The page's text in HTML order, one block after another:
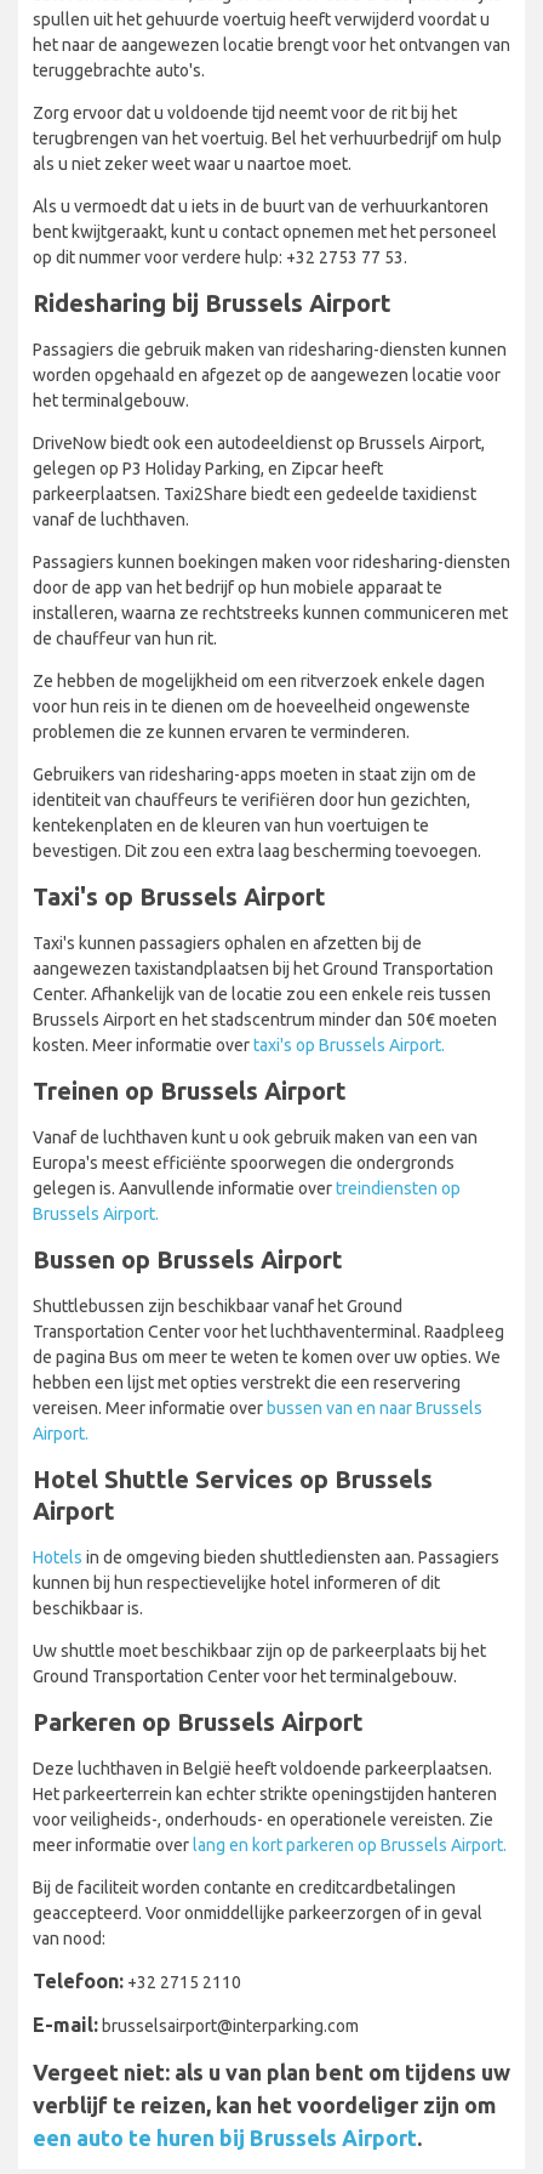
spullen uit het gehuurde voertuig heeft verwijderd voordat u
het naar de aangewezen locatie brengt voor het ontvangen van
teruggebrachte auto's.
Zorg ervoor dat u voldoende tijd neemt voor de rit bij het
terugbrengen van het voertuig. Bel het verhuurbedrijf om hulp
als u niet zeker weet waar u naartoe moet.
Als u vermoedt dat u iets in de buurt van de verhuurkantoren
bent kwijtgeraakt, kunt u contact opnemen met het personeel
op dit nummer voor verdere hulp: +32 2753 77 53.
Ridesharing bij Brussels Airport
Passagiers die gebruik maken van ridesharing-diensten kunnen
worden opgehaald en afgezet op de aangewezen locatie voor
het terminalgebouw.
DriveNow biedt ook een autodeeldienst op Brussels Airport,
gelegen op P3 Holiday Parking, en Zipcar heeft
parkeerplaatsen. Taxi2Share biedt een gedeelde taxidienst
vanaf de luchthaven.
Passagiers kunnen boekingen maken voor ridesharing-diensten
door de app van het bedrijf op hun mobiele apparaat te
installeren, waarna ze rechtstreeks kunnen communiceren met
de chauffeur van hun rit.
Ze hebben de mogelijkheid om een ritverzoek enkele dagen
voor hun reis in te dienen om de hoeveelheid ongewenste
problemen die ze kunnen ervaren te verminderen.
Gebruikers van ridesharing-apps moeten in staat zijn om de
identiteit van chauffeurs te verifiëren door hun gezichten,
kentekenplaten en de kleuren van hun voertuigen te
bevestigen. Dit zou een extra laag bescherming toevoegen.
Taxi's op Brussels Airport
Taxi's kunnen passagiers ophalen en afzetten bij de
aangewezen taxistandplaatsen bij het Ground Transportation
Center. Afhankelijk van de locatie zou een enkele reis tussen
Brussels Airport en het stadscentrum minder dan 50€ moeten
kosten. Meer informatie overtaxi's op Brussels Airport.
Treinen op Brussels Airport
Vanaf de luchthaven kunt u ook gebruik maken van een van
Europa's meest efficiënte spoorwegen die ondergronds
gelegen is. Aanvullende informatie overtreindiensten op
Brussels Airport.
Bussen op Brussels Airport
Shuttlebussen zijn beschikbaar vanaf het Ground
Transportation Center voor het luchthaventerminal. Raadpleeg
de pagina Bus om meer te weten te komen over uw opties. We
hebben een lijst met opties verstrekt die een reservering
vereisen. Meer informatie over bussen van en naar Brussels
Airport.
Hotel Shuttle Services op Brussels
Airport
Hotels in de omgeving bieden shuttlediensten aan. Passagiers
kunnen bij hun respectievelijke hotel informeren of dit
beschikbaar is.
Uw shuttle moet beschikbaar zijn op de parkeerplaats bij het
Ground Transportation Center voor het terminalgebouw.
Parkeren op Brussels Airport
Deze luchthaven in België heeft voldoende parkeerplaatsen.
Het parkeerterrein kan echter strikte openingstijden hanteren
voor veiligheids-, onderhouds- en operationele vereisten. Zie
meer informatie over lang en kort parkeren op Brussels Airport.
Bij de faciliteit worden contante en creditcardbetalingen
geaccepteerd. Voor onmiddellijke parkeerzorgen of in geval
van nood:
Telefoon: +32 2715 2110
E-mail: brusselsairport@interparking.com
Vergeet niet: als u van plan bent om tijdens uw
verblijf te reizen, kan het voordeliger zijn om
een auto te huren bij Brussels Airport.